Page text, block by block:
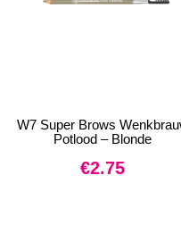
W7 Super Brows
Potlood – Blonde
€2.75